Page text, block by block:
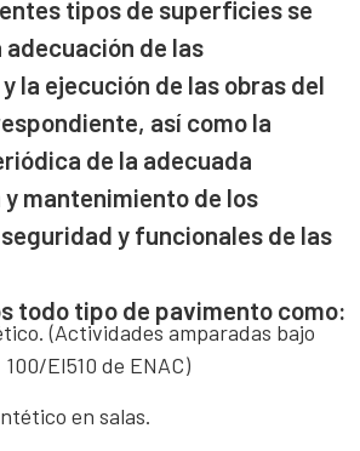
tipos de superficies se
de las
la ejecución de las obras del
así como la
de la adecuada
mantenimiento de los
y funcionales de las
todo tipo de pavimento como:
(Actividades amparadas bajo
EI510 de ENAC)
en salas.